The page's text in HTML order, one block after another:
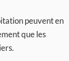
peuvent en
que les